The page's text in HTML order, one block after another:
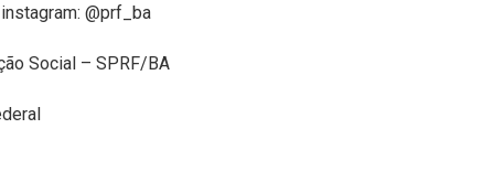
@prf_ba
Social – SPRF/BA